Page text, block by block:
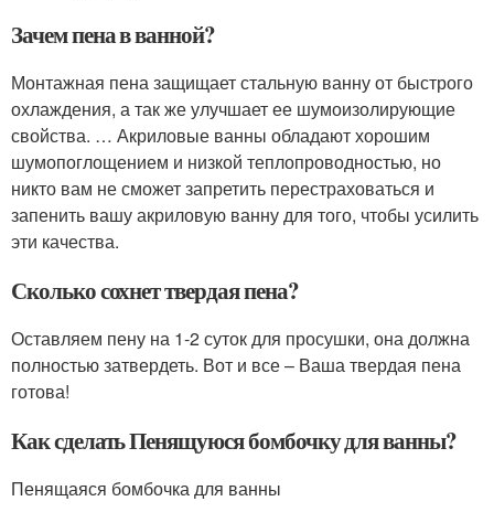
Зачем пена в ванной?
Монтажная пена защищает стальную ванну от быстрого
охлаждения, а так же улучшает ее шумоизолирующие
свойства. … Акриловые ванны обладают хорошим
шумопоглощением и низкой теплопроводностью, но
никто вам не сможет запретить перестраховаться и
запенить вашу акриловую ванну для того, чтобы усилить
эти качества.
Сколько сохнет твердая пена?
Оставляем пену на 1-2 суток для просушки, она должна
полностью затвердеть. Вот и все – Ваша твердая пена
готова!
Как сделать Пенящуюся бомбочку для ванны?
Пенящаяся бомбочка для ванны